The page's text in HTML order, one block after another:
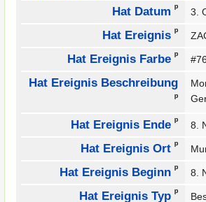
Hat Datum ᵖ 3.
Hat Ereignis ᵖ
Hat Ereignis Farbe ᵖ
Hat Ereignis Beschreibung
ᵖ
Hat Ereignis Ende ᵖ 8.
Hat Ereignis Ort ᵖ
Hat Ereignis Beginn ᵖ 8.
Hat Ereignis Typ ᵖ